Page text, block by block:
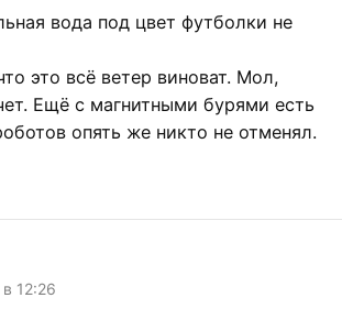
вода под цвет футболки не
это всё ветер виноват. Мол,
Ещё с магнитными бурями есть
опять же никто не отменял.
12:26